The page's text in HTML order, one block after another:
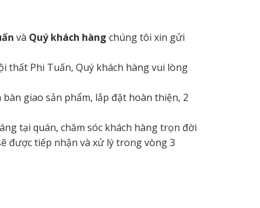
và Quý khách hàng chúng tôi xin gửi
thất Phi Tuấn, Quý khách hàng vui lòng
giao sản phẩm, lắp đặt hoàn thiện, 2
tại quán, chăm sóc khách hàng trọn đời
được tiếp nhận và xử lý trong vòng 3